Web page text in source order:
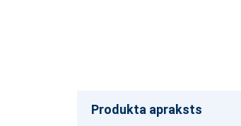
Produkta apraksts